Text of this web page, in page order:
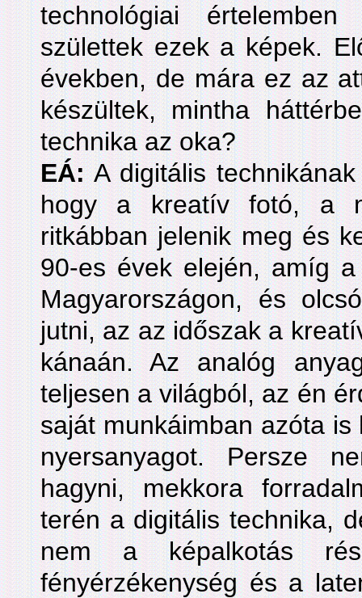
technológiai
születtek ezek a képek.
években, de mára ez az
készültek, mintha
technika az oka?
EÁ:A digitális
hogy a kreatív fotó, a
ritkábban jelenik meg és
90-es évek elején, amíg
Magyarországon, és
jutni, az az időszak a
kánaán. Az analóg
teljesen a világból, az én
saját munkáimban azóta
nyersanyagot. Persze
hagyni, mekkora
terén a digitális technika,
nem a képalkotás
fényérzékenység és a